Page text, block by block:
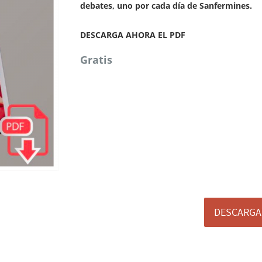
debates, uno por cada día de Sanfermines.
DESCARGA AHORA EL PDF
Gratis